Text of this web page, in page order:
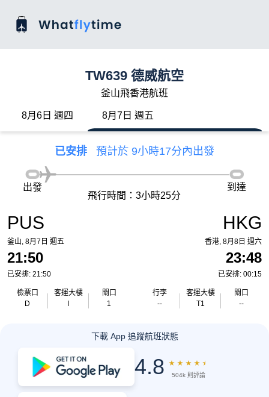
TW639 德威航空
釜山飛香港航班
8月6日 週四 8月7日 週五
已安排 預計於 9小時17分內出發
PUS
釜山, 8月7日 週五
21:50
已安排: 21:50
檢票口
D
客運大樓
閘口
1
出發
飛行時間：3小時25分
到達
HKG
香港, 8月8日 週六
23:48
已安排: 00:15
行李
--
客運大樓
T1
閘口
--
下載 App 追蹤航班狀態
4.8 ★ ★ ★ ★ ★
504k 則評論